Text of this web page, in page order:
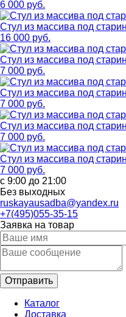
6 000 руб.
Стул из массива под
16 000 руб.
Стул из массива под
7 000 руб.
Стул из массива под
7 000 руб.
Стул из массива под
7 000 руб.
Стул из массива под
7 000 руб.
с 9:00 до 21:00
Без выходных
ruskayausadba@yandex.ru
+7(495)055-35-15
Заявка на товар
Каталог
Доставка